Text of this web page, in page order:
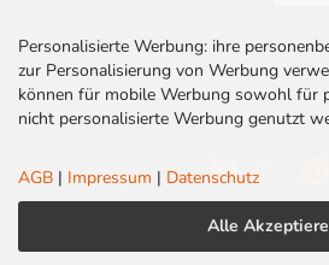
Personalisierte Werbung: ihre
zur Personalisierung von Werbung
können für mobile Werbung sowohl für
nicht personalisierte Werbung genutzt
AGB | Impressum | Datenschutz
Alle
Impressum |